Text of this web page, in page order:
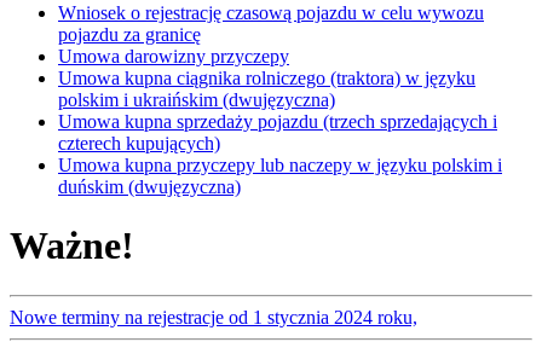
Wniosek o rejestrację czasową pojazdu w celu wywozu
pojazdu za granicę
Umowa darowizny przyczepy
Umowa kupna ciągnika rolniczego (traktora) w języku
polskim i ukraińskim (dwujęzyczna)
Umowa kupna sprzedaży pojazdu (trzech sprzedających i
czterech kupujących)
Umowa kupna przyczepy lub naczepy w języku polskim i
duńskim (dwujęzyczna)
Ważne!
Nowe terminy na rejestracje od 1 stycznia 2024 roku,